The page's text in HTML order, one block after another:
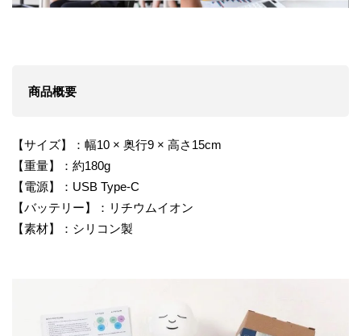
商品概要
【サイズ】：幅10 × 奥行9 × 高さ15cm
​【重量】：約180g
​【電源】：USB Type-C
​【バッテリー】：リチウムイオン
​【素材】：シリコン製